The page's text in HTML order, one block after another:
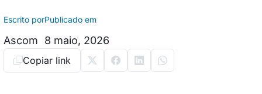
Escrito por
Ascom
Publicado em
8 maio, 2026
Copiar link